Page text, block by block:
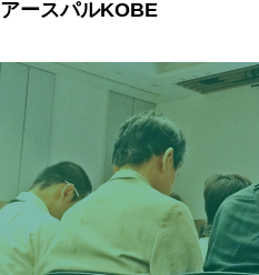
アースパルKOBE
アースパルKOBEとは
こうべエコちゃれゼミ